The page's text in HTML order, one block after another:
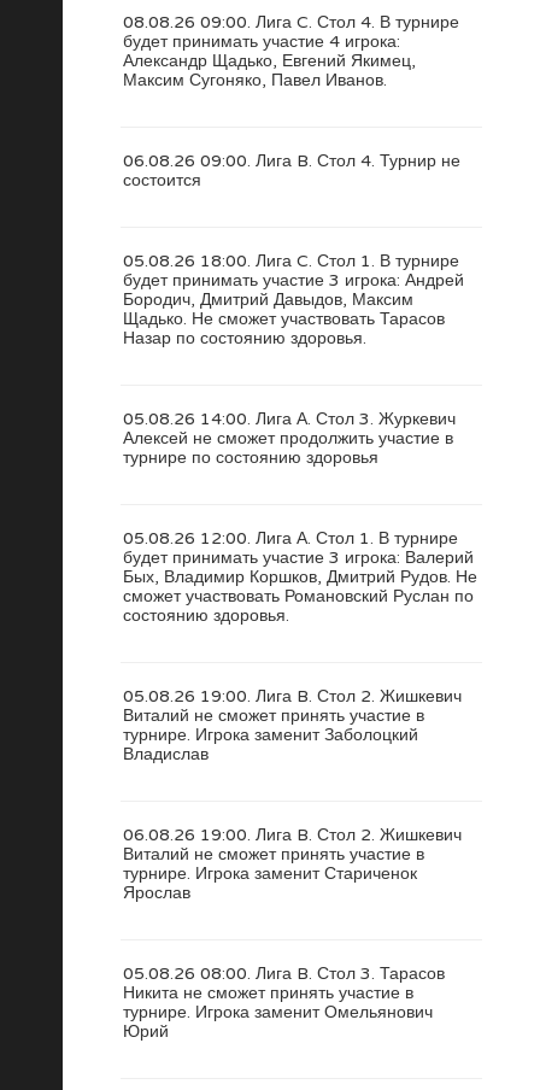
08.08.26 09:00. Лига C. Стол 4. В турнире
будет принимать участие 4 игрока:
Александр Щадько, Евгений Якимец,
Максим Сугоняко, Павел Иванов.
06.08.26 09:00. Лига B. Стол 4. Турнир не
состоится
05.08.26 18:00. Лига C. Стол 1. В турнире
будет принимать участие 3 игрока: Андрей
Бородич, Дмитрий Давыдов, Максим
Щадько. Не сможет участвовать Тарасов
Назар по состоянию здоровья.
05.08.26 14:00. Лига А. Стол 3. Журкевич
Алексей не сможет продолжить участие в
турнире по состоянию здоровья
05.08.26 12:00. Лига А. Стол 1. В турнире
будет принимать участие 3 игрока: Валерий
Бых, Владимир Коршков, Дмитрий Рудов. Не
сможет участвовать Романовский Руслан по
состоянию здоровья.
05.08.26 19:00. Лига B. Стол 2. Жишкевич
Виталий не сможет принять участие в
турнире. Игрока заменит Заболоцкий
Владислав
06.08.26 19:00. Лига B. Стол 2. Жишкевич
Виталий не сможет принять участие в
турнире. Игрока заменит Стариченок
Ярослав
05.08.26 08:00. Лига B. Стол 3. Тарасов
Никита не сможет принять участие в
турнире. Игрока заменит Омельянович
Юрий